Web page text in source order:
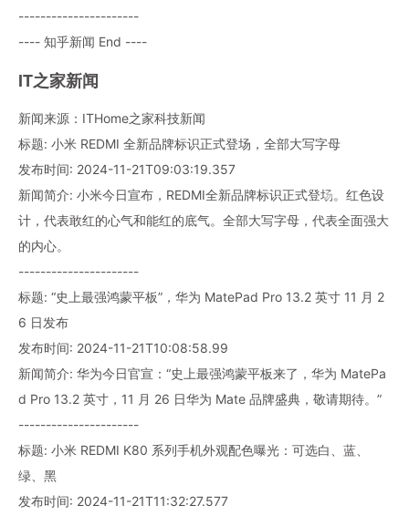
----------------------
---- 知乎新闻 End ----
IT之家新闻
新闻来源：ITHome之家科技新闻
标题: 小米 REDMI 全新品牌标识正式登场，全部大写字母
发布时间: 2024-11-21T09:03:19.357
新闻简介: 小米今日宣布，REDMI全新品牌标识正式登场。红色设
计，代表敢红的心气和能红的底气。全部大写字母，代表全面强大
的内心。
----------------------
标题: “史上最强鸿蒙平板”，华为 MatePad Pro 13.2 英寸 11 月 2
6 日发布
发布时间: 2024-11-21T10:08:58.99
新闻简介: 华为今日官宣：“史上最强鸿蒙平板来了，华为 MatePa
d Pro 13.2 英寸，11 月 26 日华为 Mate 品牌盛典，敬请期待。”
----------------------
标题: 小米 REDMI K80 系列手机外观配色曝光：可选白、蓝、
绿、黑
发布时间: 2024-11-21T11:32:27.577